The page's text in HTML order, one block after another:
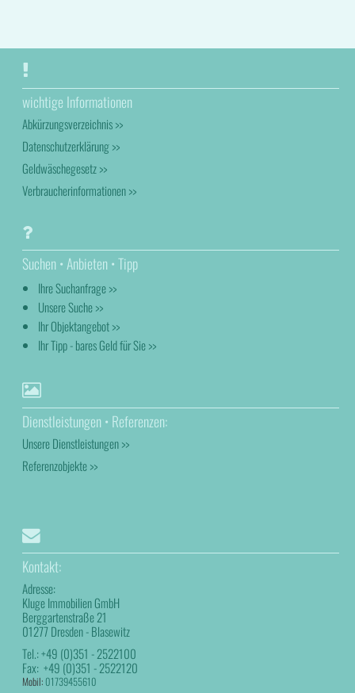
wichtige Informationen
Abkürzungsverzeichnis >>
Datenschutzerklärung >>
Geldwäschegesetz >>
Verbraucherinformationen >>
Suchen • Anbieten • Tipp
Ihre Suchanfrage >>
Unsere Suche >>
Ihr Objektangebot >>
Ihr Tipp - bares Geld für Sie >>
Dienstleistungen • Referenzen:
Unsere Dienstleistungen >>
Referenzobjekte >>
Kontakt:
Adresse:
Kluge Immobilien GmbH
Berggartenstraße 21
01277 Dresden - Blasewitz
Tel.:+49 (0)351 - 2522100
Fax:+49 (0)351 - 2522120
Mobil: 01739455610